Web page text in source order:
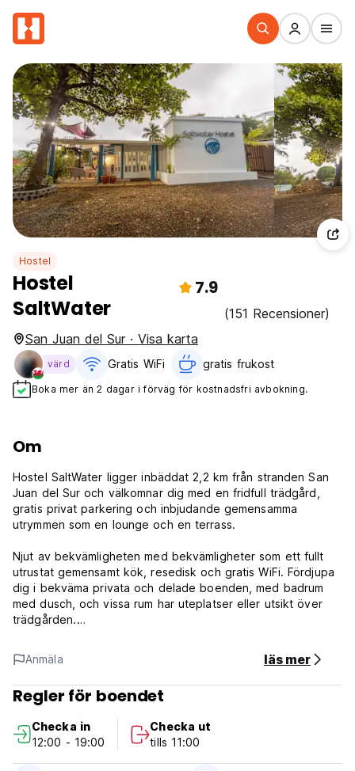
Hostel
Hostel
SaltWater
7.9
(151 Recensioner)
San Juan del Sur · Visa karta
värd Gratis WiFi gratis frukost‎
Boka mer än 2 dagar i förväg för kostnadsfri avbokning.
Om
Hostel SaltWater ligger inbäddat 2,2 km från stranden San
Juan del Sur och välkomnar dig med en fridfull trädgård,
gratis privat parkering och inbjudande gemensamma
utrymmen som en lounge och en terrass.
Njut av bekvämligheten med bekvämligheter som ett fullt
utrustat gemensamt kök, resedisk och gratis WiFi. Fördjupa
dig i bekväma privata och delade boenden, med badrum
med dusch, och vissa rum har uteplatser eller utsikt över
trädgården.
På Hostel SaltWater ingår frukost och handdukar.
Vandrarhemmets regler och villkor för saltvatten:
eller utebliven ankomst kommer du att debiteras den första
natten av din vistelse.
Anmäla läs mer
Regler för boendet
Checka in
12:00 - 19:00
Checka ut
tills 11:00